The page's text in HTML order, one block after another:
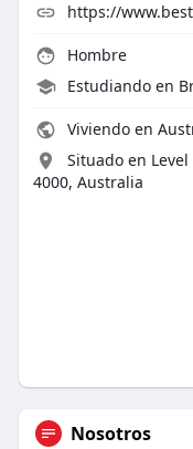
https://
Hombre
Estudiando en
Viviendo en
Situado en
4000, Australia
Nosotros